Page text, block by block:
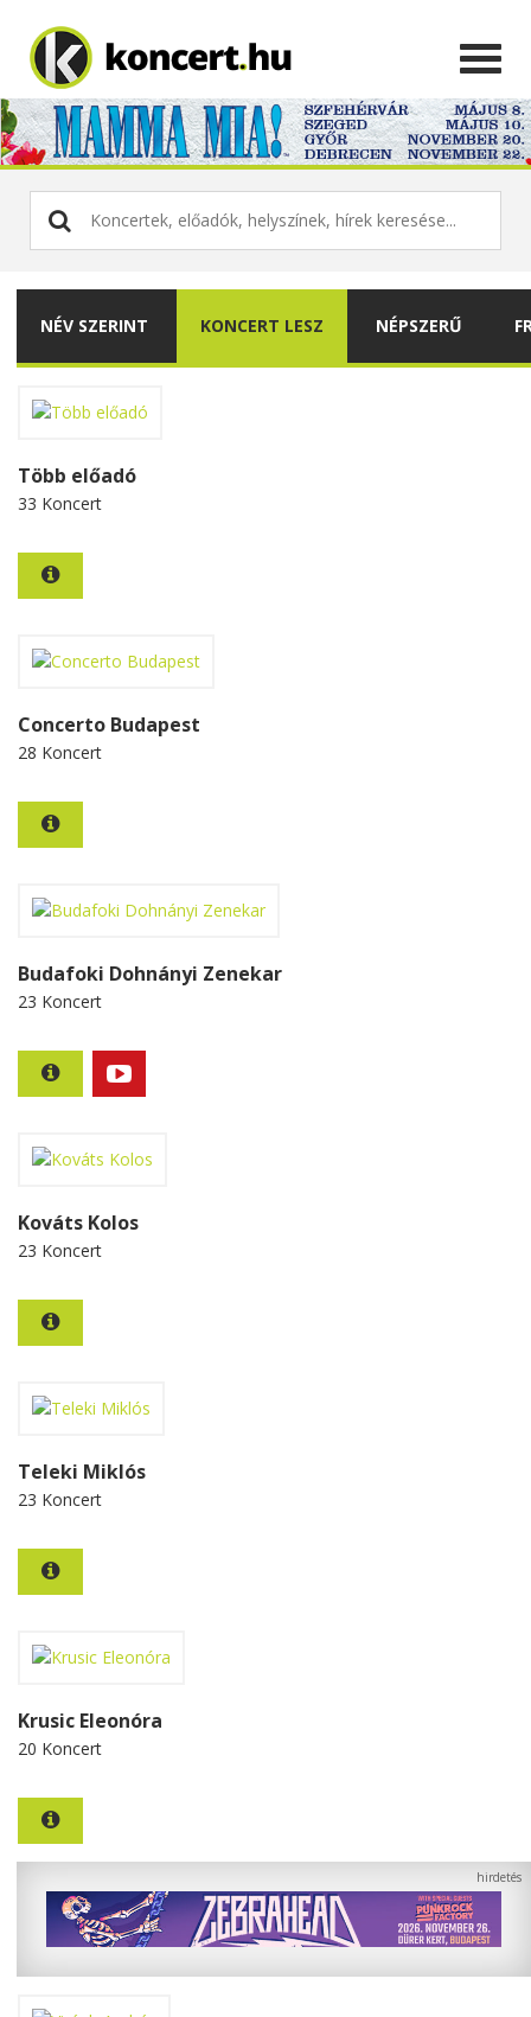
NÉV SZERINT KONCERT LESZ NÉPSZERŰ
Több előadó
33 Koncert
Concerto Budapest
28 Koncert
Budafoki Dohnányi Zenekar
23 Koncert
Kováts Kolos
23 Koncert
Teleki Miklós
23 Koncert
Krusic Eleonóra
20 Koncert